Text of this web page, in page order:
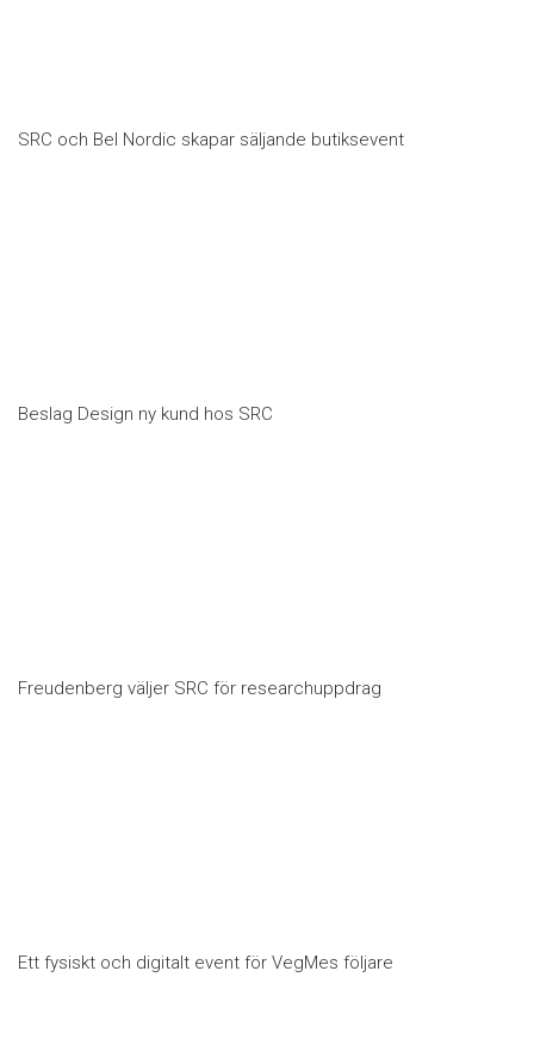
SRC och Bel Nordic skapar säljande butiksevent
Beslag Design ny kund hos SRC
Freudenberg väljer SRC för researchuppdrag
Ett fysiskt och digitalt event för VegMes följare